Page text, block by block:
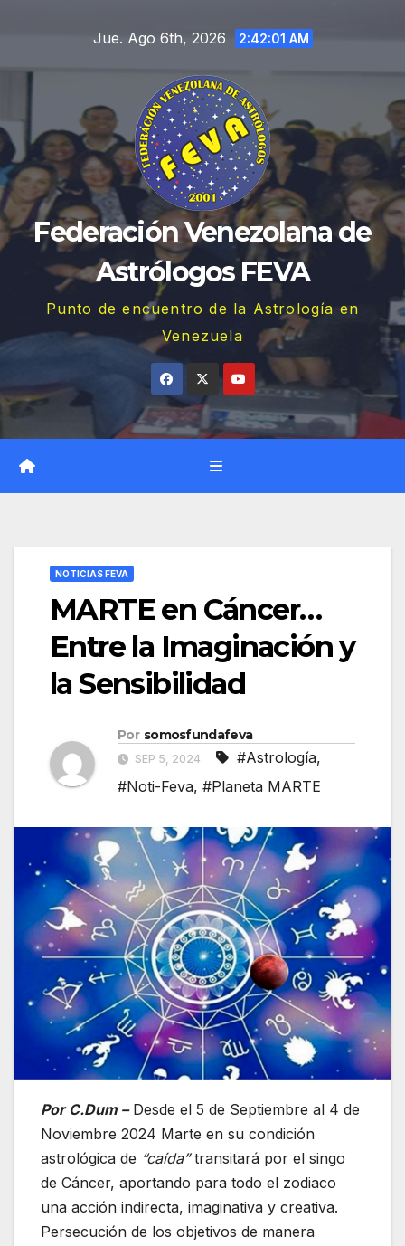
contenido
Jue. Ago 6th, 2026 2:42:01 AM
Federación Venezolana de
Astrólogos FEVA
Punto de encuentro de la Astrología en
Venezuela
NOTICIAS FEVA
MARTE en Cáncer…
Entre la Imaginación y
la Sensibilidad
Por somosfundafeva
SEP 5, 2024 #Astrología,
#Noti-Feva, #Planeta MARTE
Por C.Dum –Desde el 5 de Septiembre al 4 de
Noviembre 2024 Marte en su condición
astrológica de “caída”transitará por el singo
de Cáncer, aportando para todo el zodiaco
una acción indirecta, imaginativa y creativa.
Persecución de los objetivos de manera